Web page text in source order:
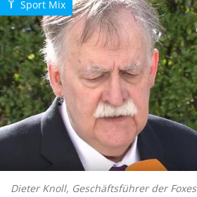
Q Sport Mix
Dieter Knoll, Geschäftsführer der Foxes